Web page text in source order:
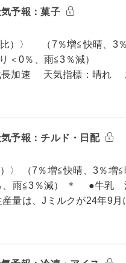
予報：菓子
）〉 （7％増≦快晴、3％
<曇り＜0％、雨≦3
長加速 天気指標：晴れ
予報：チルド・日配
〉 （7％増≦快晴、3％増
、雨≦3％減） ＊ ●牛乳
量は、Jミルクが24年9